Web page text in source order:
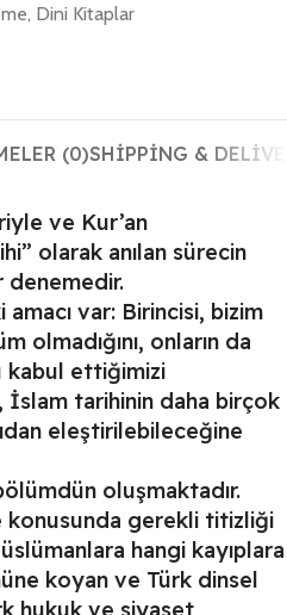
, Dini Kitaplar
(0)SHIPPING &
ve Kur’an
olarak anılan sürecin
denemedir.
var: Birincisi, bizim
olmadığını, onların da
kabul ettiğimizi
tarihinin daha birçok
eleştirilebileceğine
oluşmaktadır.
konusunda gerekli titizliği
hangi kayıplara
koyan ve Türk dinsel